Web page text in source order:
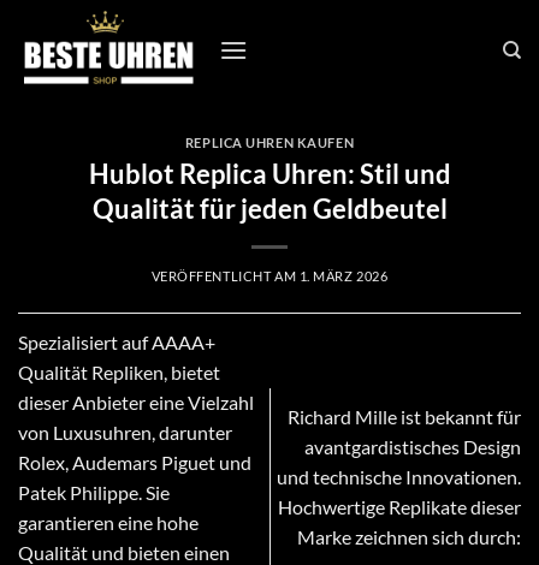
Inhalt
springen
REPLICA UHREN KAUFEN
Hublot Replica Uhren: Stil und
Qualität für jeden Geldbeutel
VERÖFFENTLICHT AM 1. MÄRZ 2026
Spezialisiert auf AAAA+
Qualität Repliken, bietet
dieser Anbieter eine Vielzahl
von Luxusuhren, darunter
Rolex, Audemars Piguet und
Patek Philippe. Sie
garantieren eine hohe
Qualität und bieten einen
Richard Mille ist bekannt für
avantgardistisches Design
und technische Innovationen.
Hochwertige Replikate dieser
Marke zeichnen sich durch: